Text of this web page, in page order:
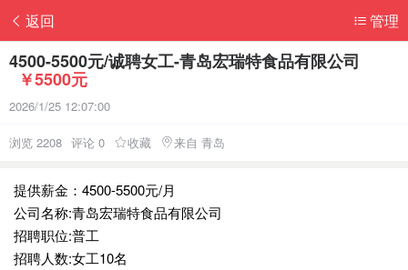
返回 管理
4500-5500元/诚聘女工-青岛宏瑞特食品有限公司
￥5500元
2026/1/25 12:07:00
浏览 2208 评论 0 收藏 来自 青岛
提供薪金：4500-5500元/月
公司名称:青岛宏瑞特食品有限公司
招聘职位:普工
招聘人数:女工10名